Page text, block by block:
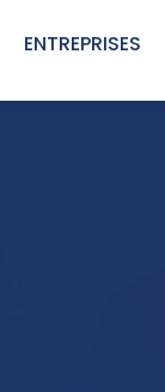
ENTREPRISES